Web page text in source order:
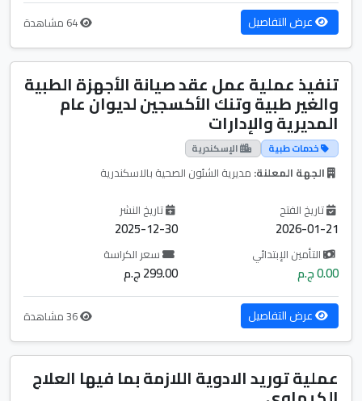
عرض التفاصيل
تنفيذ عملية عمل عقد صيانة الأجهزة الطبية
والغير طبية وتنك الأكسجين لديوان عام
المديرية والإدارات
خدمات طبية الإسكندرية
الجهة المعلنة: مديرية الشئون الصحية بالاسكندرية
تاريخ الفتح
2026-01-21
تاريخ النشر
2025-12-30
التأمين الإبتدائي
0.00 ج.م
سعر الكراسة
299.00 ج.م
عرض التفاصيل
عملية توريد الادوية اللازمة بما فيها العلاج